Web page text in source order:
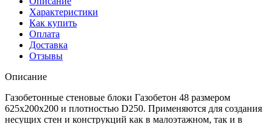
Характеристики
Как купить
Оплата
Доставка
Отзывы
Описание
Газобетонные стеновые блоки Газобетон 48 размером
625x200x200 и плотностью D250. Применяются для создания
несущих стен и конструкций как в малоэтажном, так и в